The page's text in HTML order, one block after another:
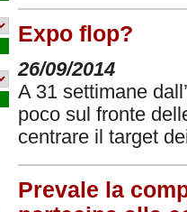
Expo flop?
26/09/2014
A 31 settimane
poco sul fronte
centrare il target
Prevale la